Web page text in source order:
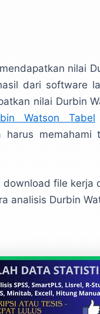
nilai
dari software
nilai Durbin
Watson Tabel
file kerja
analisis Durbin